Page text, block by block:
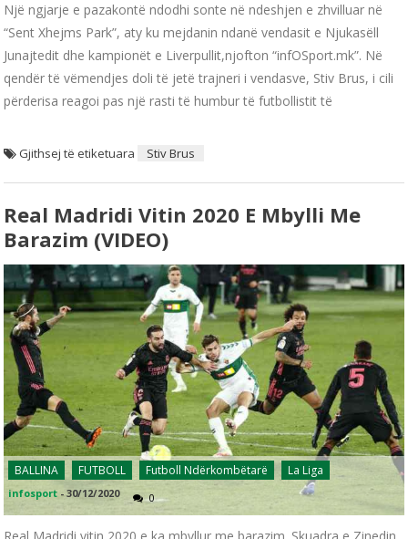
Një ngjarje e pazakontë ndodhi sonte në ndeshjen e zhvilluar në
“Sent Xhejms Park”, aty ku mejdanin ndanë vendasit e Njukasëll
Junajtedit dhe kampionët e Liverpullit,njofton “infOSport.mk”. Në
qendër të vëmendjes doli të jetë trajneri i vendasve, Stiv Brus, i cili
përderisa reagoi pas një rasti të humbur të futbollistit të
Gjithsej të etiketuara Stiv Brus
Real Madridi Vitin 2020 E Mbylli Me
Barazim (VIDEO)
BALLINA FUTBOLL Futboll Ndërkombëtarë La Liga
infosport -30/12/2020 0
Real Madridi vitin 2020 e ka mbyllur me barazim. Skuadra e Zinedin